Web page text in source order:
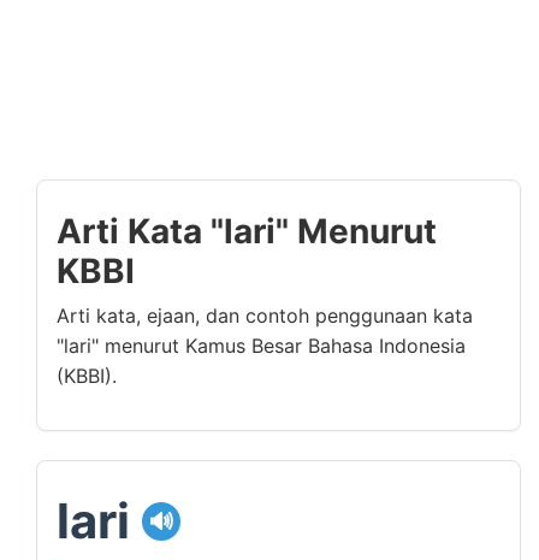
Arti Kata "lari" Menurut
KBBI
Arti kata, ejaan, dan contoh penggunaan kata
"lari" menurut Kamus Besar Bahasa Indonesia
(KBBI).
lari 🔊